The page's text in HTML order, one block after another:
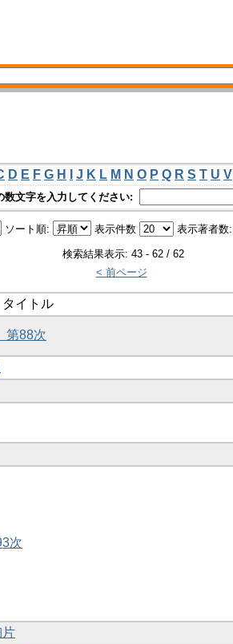
D E F G H J K L M N O P Q R S T U V
数文字を入力してください:
ソート順: 表示件数 表示著者数:
検索結果表示: 43 - 62 / 62
< 前ページ
タイトル
第88次
次
片